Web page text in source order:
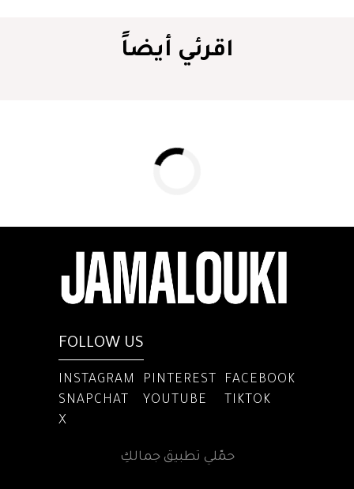
اقرئي أيضاً
FOLLOW US
INSTAGRAM PINTEREST
FACEBOOK
SNAPCHAT
YOUTUBE
TIKTOK
X
حمّلي تطبيق جمالكِ